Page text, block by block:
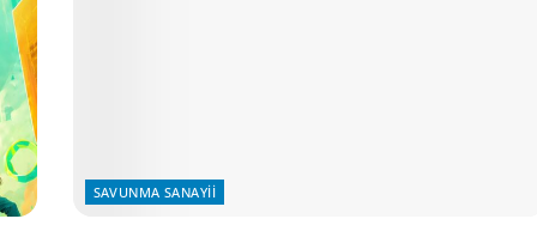
SAVUNMA SANAYII